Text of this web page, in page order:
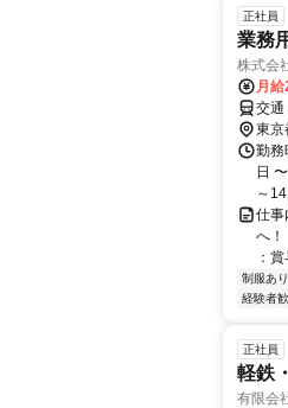
正社員
業務
株式会
月
交通
東京
勤務
日
～
仕
へ！
：
制服あり
経験者
正社員
軽鉄
有限会